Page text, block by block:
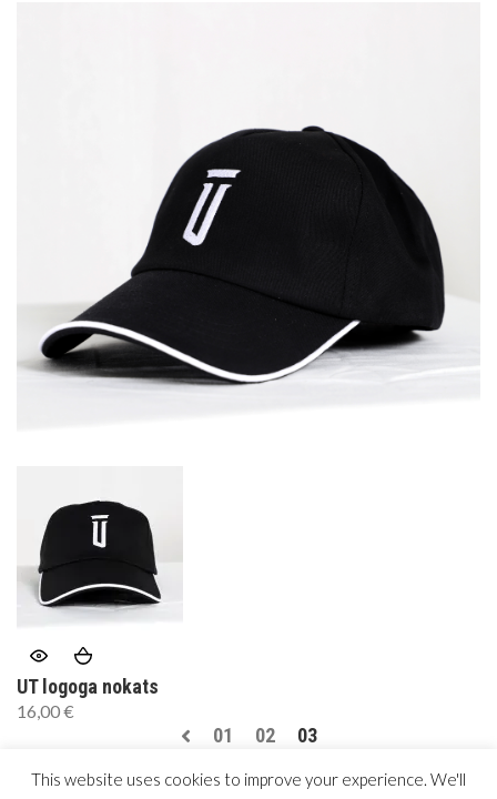
UT logoga nokats
16,00€
01 02 03
This website uses cookies to improve your experience. We'll